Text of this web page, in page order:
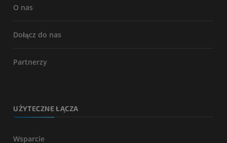
O nas
Dołącz do nas
Partnerzy
UŻYTECZNE ŁĄCZA
Wsparcie